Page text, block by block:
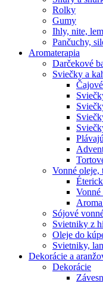
Rolky
Gumy
Ihly, nite,
Pančuchy,
Aromaterapia
Darčekové
Sviečky a
Vonné oleje,
Sójové
Svietniky z
Oleje do
Svietniky,
Dekorácie a
Dekorácie